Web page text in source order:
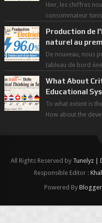
Hier, les chiffres
consommateur
Production de
naturel au
De nouveau, nous
tableau de bord
What About
Educational
To what extent is
How about the
All Rights Reserved by Tunelyz |
Responsible Editor :
Powered By Blogger